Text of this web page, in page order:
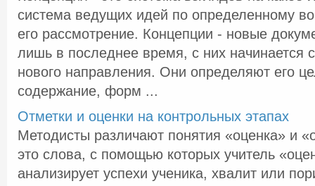
система ведущих идей по определенному
его рассмотрение. Концепции - новые
лишь в последнее время, с них начинается
нового направления. Они определяют его
содержание, форм ...
Отметки и оценки на контрольных этапах
Методисты различают понятия «оценка» и
это слова, с помощью которых учитель
анализирует успехи ученика, хвалит или